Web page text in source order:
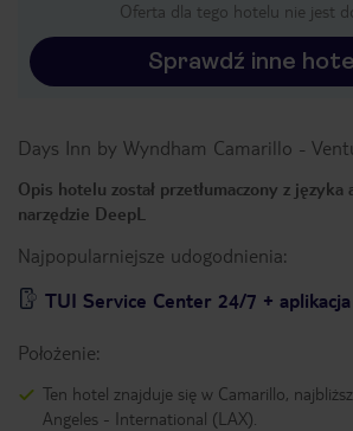
Oferta dla tego hotelu nie jest
Sprawdź inne
Days Inn by Wyndham Camarillo -
Opis hotelu został przetłumaczony z
narzędzie DeepL
Najpopularniejsze udogodnienia:
TUI Service Center 24/7 +
Położenie:
Ten hotel znajduje się w Camarillo,
Angeles - International (LAX).